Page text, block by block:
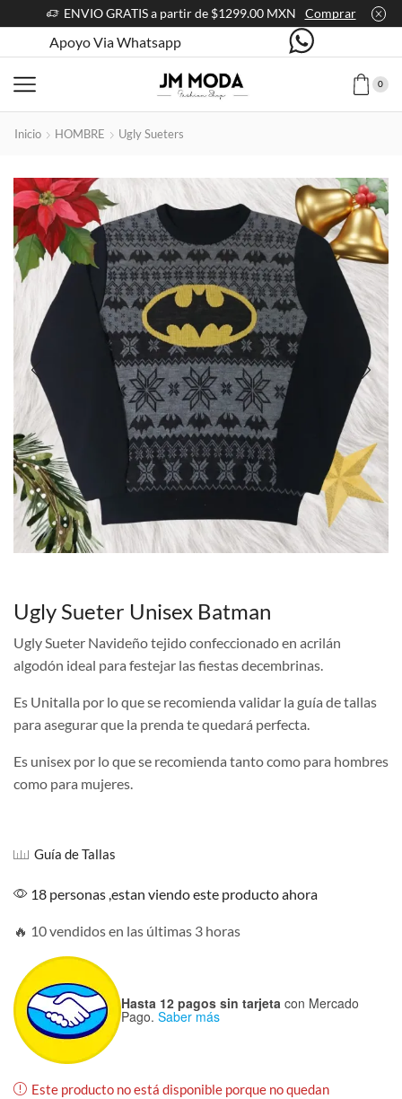
ENVIO GRATIS a partir de $1299.00 MXN Comprar
Apoyo Via Whatsapp
0
Inicio HOMBRE Ugly Sueters
Ugly Sueter Unisex Batman
Ugly Sueter Navideño tejido confeccionado en acrilán
algodón ideal para festejar las fiestas decembrinas.
Es Unitalla por lo que se recomienda validar la guía de tallas
para asegurar que la prenda te quedará perfecta.
Es unisex por lo que se recomienda tanto como para hombres
como para mujeres.
Guía de Tallas
18 personas ,estan viendo este producto ahora
🔥 10 vendidos en las últimas 3 horas
Hasta 12 pagos sin tarjeta con Mercado
Pago. Saber más
Este producto no está disponible porque no quedan